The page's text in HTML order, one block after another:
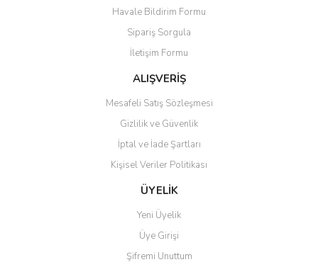
Havale Bildirim Formu
Sipariş Sorgula
İletişim Formu
ALIŞVERİŞ
Mesafeli Satış Sözleşmesi
Gizlilik ve Güvenlik
İptal ve İade Şartları
Kişisel Veriler Politikası
ÜYELİK
Yeni Üyelik
Üye Girişi
Şifremi Unuttum